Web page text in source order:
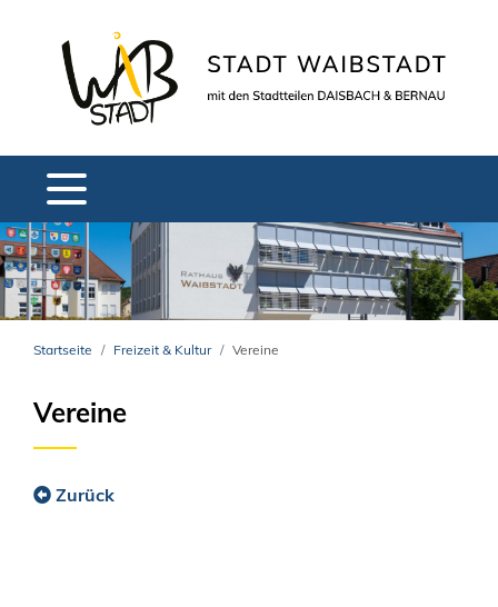
Startseite Freizeit & Kultur Vereine
Vereine
Zurück